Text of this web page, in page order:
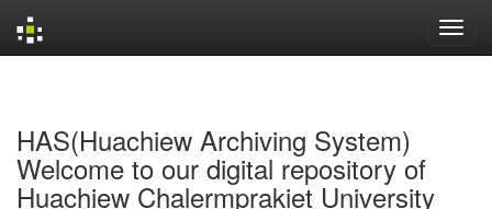
HAS(Huachiew Archiving System)
Welcome to our digital repository of
Huachiew Chalermprakiet University